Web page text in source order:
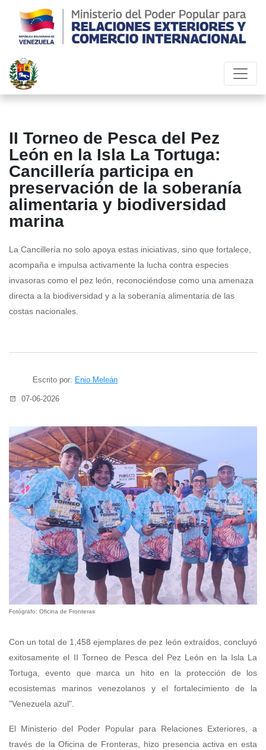
II Torneo de Pesca del Pez
León en la Isla La Tortuga:
Cancillería participa en
preservación de la soberanía
alimentaria y biodiversidad
marina
La Cancillería no solo apoya estas iniciativas, sino que fortalece,
acompaña e impulsa activamente la lucha contra especies
invasoras como el pez león, reconociéndose como una amenaza
directa a la biodiversidad y a la soberanía alimentaria de las
costas nacionales.
Escrito por: Enio Meleán
07-06-2026
Fotógrafo: Oficina de Fronteras
Con un total de 1,458 ejemplares de pez león extraídos, concluyó
exitosamente el II Torneo de Pesca del Pez León en la Isla La
Tortuga, evento que marca un hito en la protección de los
ecosistemas marinos venezolanos y el fortalecimiento de la
"Venezuela azul".
El Ministerio del Poder Popular para Relaciones Exteriores, a
través de la Oficina de Fronteras, hizo presencia activa en esta